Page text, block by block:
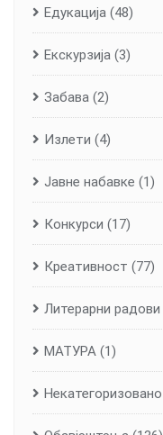
Едукација (48)
Екскурзија (3)
Забава (2)
Излети (4)
Јавне набавке (1)
Конкурси (17)
Креативност (77)
Литерарни радови
МАТУРА (1)
Некатегоризовано